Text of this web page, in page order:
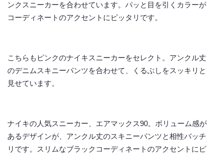
ンクスニーカーを合わせています。パッと目を引くカラーが
コーディネートのアクセントにピッタリです。
こちらもピンクのナイキスニーカーをセレクト。アンクル丈
のデニムスキニーパンツを合わせて、くるぶしをスッキリと
見せています。
ナイキの人気スニーカー、エアマックス90。ボリューム感が
あるデザインが、アンクル丈のスキニーパンツと相性バッチ
リです。スリムなブラックコーディネートのアクセントにピ